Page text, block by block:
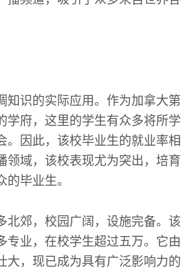
知识的实际应用。作为加拿大第
学府，这里的学生有众多将所学
。因此，该校毕业生的就业率相
领域，该校表现尤为突出，培育
的毕业生。
北郊，校园广阔，设施完备。该
专业，在校学生超过五万。它由
大，现已成为具有广泛影响力的